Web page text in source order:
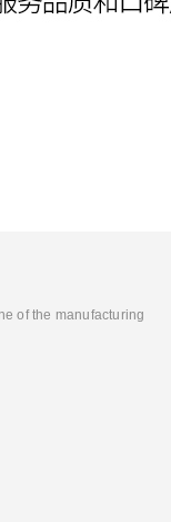
of the manufacturing